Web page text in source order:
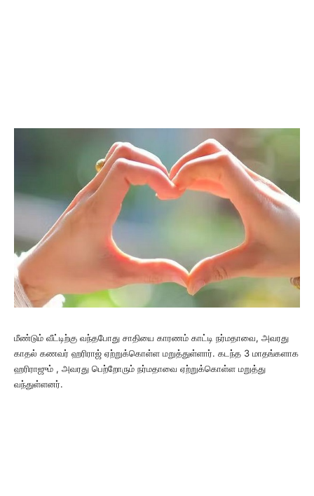
மீண்டும் வீட்டிற்கு வந்தபோது சாதியை காரணம் காட்டி நர்மதாவை, அவரது
காதல் கணவர் ஹரிராஜ் ஏற்றுக்கொள்ள மறுத்துள்ளார். கடந்த 3 மாதங்களாக
ஹரிராஜும் , அவரது பெற்றோரும் நர்மதாவை ஏற்றுக்கொள்ள மறுத்து
வந்துள்ளனர்.